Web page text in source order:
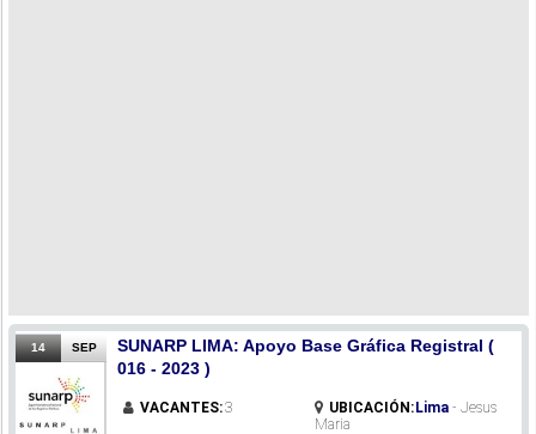
14 SEP
SUNARP LIMA: Apoyo Base Gráfica Registral (
016 - 2023 )
VACANTES:3 UBICACIÓN:Lima - Jesus
Maria